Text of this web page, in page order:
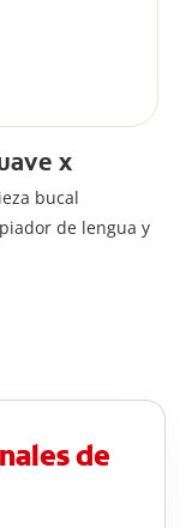
x
bucal
de lengua y
de